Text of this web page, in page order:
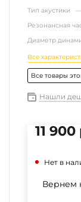
Тип акустики
Резонансная
Диаметр
Все
Все товары
Нашли
11
Нет в
Вернем